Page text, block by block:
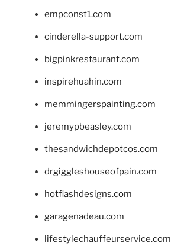
empconst1.com
cinderella-support.com
bigpinkrestaurant.com
inspirehuahin.com
memmingerspainting.com
jeremypbeasley.com
thesandwichdepotcos.com
drgiggleshouseofpain.com
hotflashdesigns.com
garagenadeau.com
lifestylechauffeurservice.com